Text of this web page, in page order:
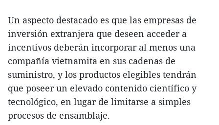
Un aspecto destacado es que las empresas de
inversión extranjera que deseen acceder a
incentivos deberán incorporar al menos una
compañía vietnamita en sus cadenas de
suministro, y los productos elegibles tendrán
que poseer un elevado contenido científico y
tecnológico, en lugar de limitarse a simples
procesos de ensamblaje.